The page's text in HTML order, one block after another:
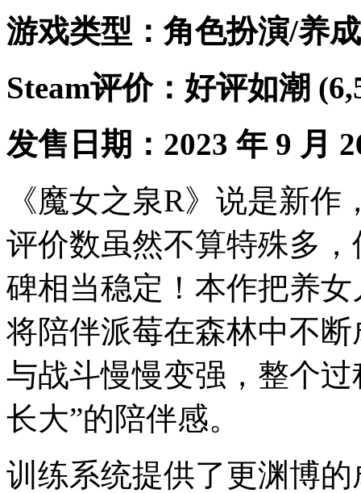
游戏类型：角色扮演/养
Steam评价：好评如潮
发售日期：2023 年 9 月
《魔女之泉R》说是新作
评价数虽然不算特殊多
碑相当稳定！本作把养
将陪伴派莓在森林中不
与战斗慢慢变强，整个
长大”的陪伴感。
训练系统提供了更渊博